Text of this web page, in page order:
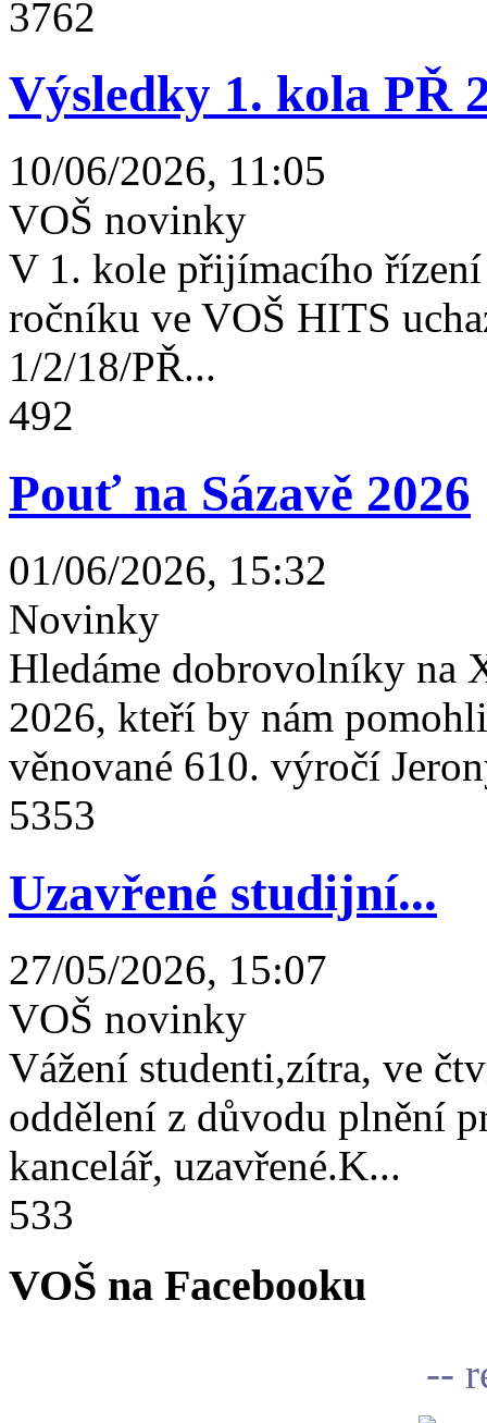
3762
Výsledky 1. kola PŘ
10/06/2026, 11:05
VOŠ novinky
V 1. kole přijímacího
ročníku ve VOŠ HITS
1/2/18/PŘ...
492
Pouť na Sázavě 2026
01/06/2026, 15:32
Novinky
Hledáme dobrovolníky na
2026, kteří by nám
věnované 610. výročí
5353
Uzavřené studijní...
27/05/2026, 15:07
VOŠ novinky
Vážení studenti,zítra, ve
oddělení z důvodu plnění
kancelář, uzavřené.K...
533
VOŠ na Facebooku
--